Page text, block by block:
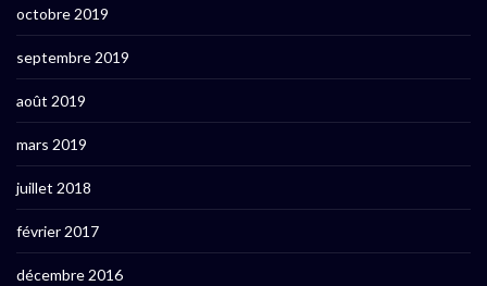
octobre 2019
septembre 2019
août 2019
mars 2019
juillet 2018
février 2017
décembre 2016